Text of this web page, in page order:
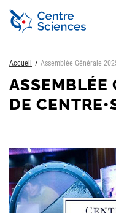
Aller
contenu
Accueil Assemblée Générale
ASSEMBLÉE
DE